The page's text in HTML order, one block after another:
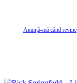
Anunță-mă când revine